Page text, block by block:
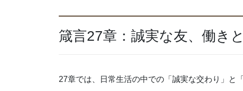
箴言27章：誠実な友、働き
27章では、日常生活の中での「誠実な交わり」と